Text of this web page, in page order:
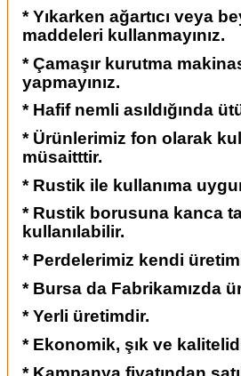
* Yıkarken ağartıcı veya
maddeleri kullanmayınız.
* Çamaşır kurutma
yapmayınız.
* Hafif nemli asıldığında
* Ürünlerimiz fon olarak
müsaitttir.
* Rustik ile kullanıma
* Rustik borusuna kanca
kullanılabilir.
* Perdelerimiz kendi
* Bursa da Fabrikamızda
* Yerli üretimdir.
* Ekonomik, şık ve